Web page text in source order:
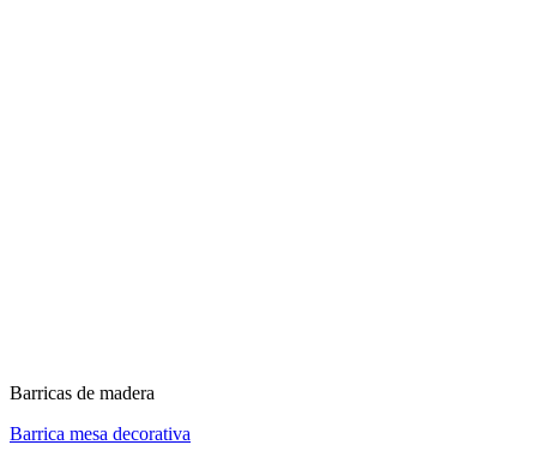
Barricas de madera
Barrica mesa decorativa